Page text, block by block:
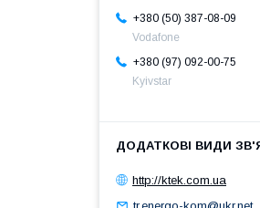
+380 (50) 387-08-09
Vodafone
+380 (97) 092-00-75
Kyivstar
http://ktek.com.ua